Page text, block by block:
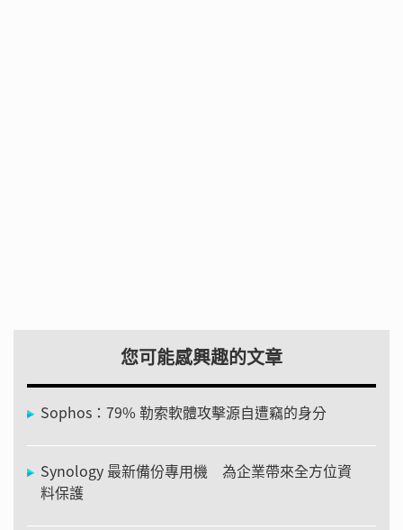
您可能感興趣的文章
Sophos：79% 勒索軟體攻擊源自遭竊的身分
Synology 最新備份專用機 為企業帶來全方位資
料保護